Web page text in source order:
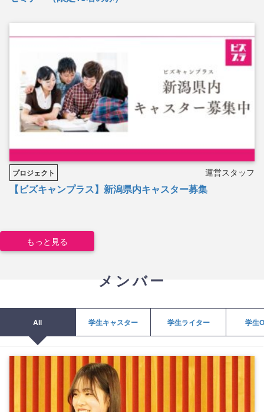
プロジェクト 運営スタッフ
【ビズキャンプラス】新潟県内キャスター募集
もっと見る
メンバー
All 学生キャスター 学生ライター 学生